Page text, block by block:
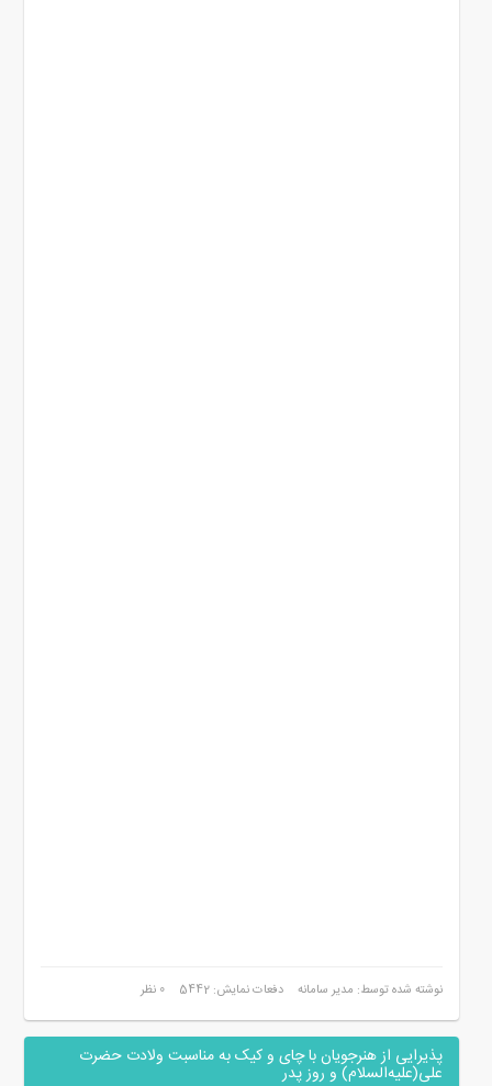
نوشته شده توسط: مدیر سامانه دفعات نمایش: 5442 0 نظر
پذیرایی از هنرجویان با چای و کیک به مناسبت ولادت حضرت
علی(علیه‌السلام) و روز پدر